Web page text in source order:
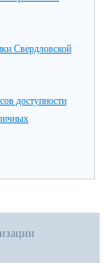
Свердловской
доступности